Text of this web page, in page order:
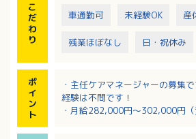
こ
だ
わ
り
車通勤可 未経験OK 産
残業ほぼなし 日・祝休み
ポ
イ
ン
ト
・主任ケアマネージャーの募集で
経験は不問です！
・月給282,000円～302,000円